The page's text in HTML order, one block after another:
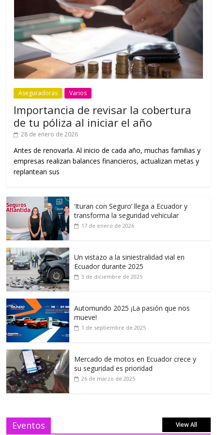
Aseguradoras Varios
Importancia de revisar la cobertura
de tu póliza al iniciar el año
28 de enero de 2026
Antes de renovarla. Al inicio de cada año, muchas familias y
empresas realizan balances financieros, actualizan metas y
replantean sus
‘Ituran con Seguro’ llega a Ecuador y
transforma la seguridad vehicular
17 de enero de 2026
Un vistazo a la siniestralidad vial en
Ecuador durante 2025
3 de diciembre de 2025
Automundo 2025 ¡La pasión que nos
mueve!
1 de septiembre de 2025
Mercado de motos en Ecuador crece y
su seguridad es prioridad
26 de marzo de 2025
Eventos View All